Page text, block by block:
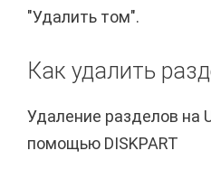
"Удалить том".
Как удалить
Удаление разделов на
помощью DISKPART